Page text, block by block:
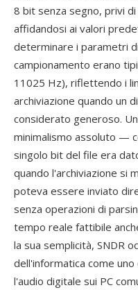
8 bit senza segno, privi
affidandosi ai valori
determinare i parametri
campionamento erano
11025 Hz), riflettendo i
archiviazione quando un
considerato generoso.
minimalismo assoluto —
singolo bit del file era
quando l'archiviazione si
poteva essere inviato
senza operazioni di
tempo reale fattibile
la sua semplicità, SNDR
dell'informatica come
l'audio digitale sui PC